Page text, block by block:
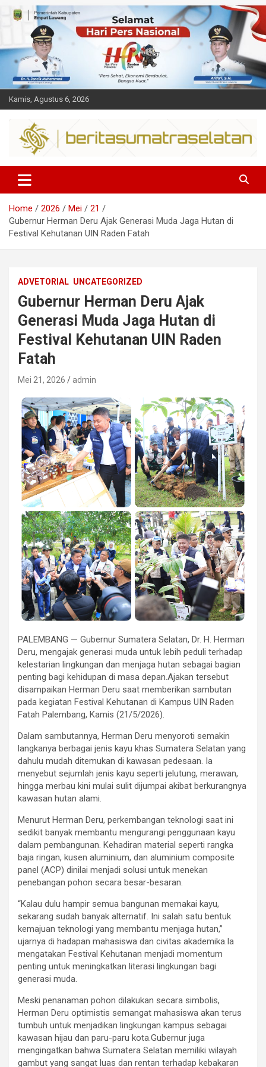
Kamis, Agustus 6, 2026
Sumsel
Home 2026 Mei
21
Gubernur Herman Deru Ajak Generasi Muda Jaga Hutan di
Festival Kehutanan UIN Raden Fatah
ADVETORIAL UNCATEGORIZED
Gubernur Herman Deru Ajak
Generasi Muda Jaga Hutan di
Festival Kehutanan UIN Raden
Fatah
Mei 21, 2026 admin
PALEMBANG — Gubernur Sumatera Selatan, Dr. H. Herman
Deru, mengajak generasi muda untuk lebih peduli terhadap
kelestarian lingkungan dan menjaga hutan sebagai bagian
penting bagi kehidupan di masa depan.Ajakan tersebut
disampaikan Herman Deru saat memberikan sambutan
pada kegiatan Festival Kehutanan di Kampus UIN Raden
Fatah Palembang, Kamis (21/5/2026).
Dalam sambutannya, Herman Deru menyoroti semakin
langkanya berbagai jenis kayu khas Sumatera Selatan yang
dahulu mudah ditemukan di kawasan pedesaan. Ia
menyebut sejumlah jenis kayu seperti jelutung, merawan,
hingga merbau kini mulai sulit dijumpai akibat berkurangnya
kawasan hutan alami.
Menurut Herman Deru, perkembangan teknologi saat ini
sedikit banyak membantu mengurangi penggunaan kayu
dalam pembangunan. Kehadiran material seperti rangka
baja ringan, kusen aluminium, dan aluminium composite
panel (ACP) dinilai menjadi solusi untuk menekan
penebangan pohon secara besar-besaran.
“Kalau dulu hampir semua bangunan memakai kayu,
sekarang sudah banyak alternatif. Ini salah satu bentuk
kemajuan teknologi yang membantu menjaga hutan,”
ujarnya di hadapan mahasiswa dan civitas akademika.Ia
mengatakan Festival Kehutanan menjadi momentum
penting untuk meningkatkan literasi lingkungan bagi
generasi muda.
Meski penanaman pohon dilakukan secara simbolis,
Herman Deru optimistis semangat mahasiswa akan terus
tumbuh untuk menjadikan lingkungan kampus sebagai
kawasan hijau dan paru-paru kota.Gubernur juga
mengingatkan bahwa Sumatera Selatan memiliki wilayah
gambut yang sangat luas dan rentan terhadap kebakaran